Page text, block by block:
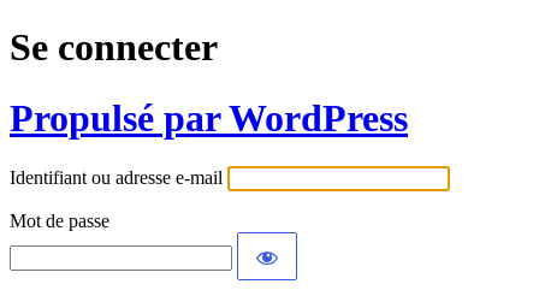
Se connecter
Propulsé par WordPress
Identifiant ou adresse e-mail
Mot de passe